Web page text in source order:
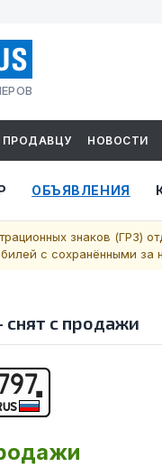
ПРОДАВЦУ НОВОСТИ
ОБЪЯВЛЕНИЯ
знаков (ГРЗ)
с сохранёнными за
снят с продажи